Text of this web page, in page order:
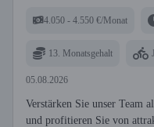
4.050 - 4.550 €/Monat
13. Monatsgehalt
05.08.2026
Verstärken Sie unser Team
und profitieren Sie von